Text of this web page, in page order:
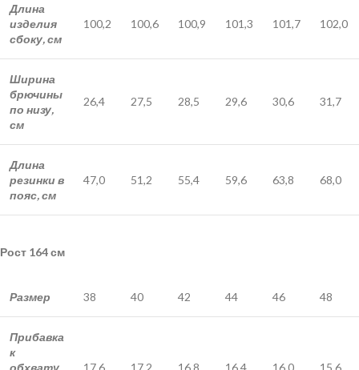
Длина
изделия
сбоку, см
100,2 100,6 100,9 101,3 101,7 102,0
Ширина
брючины
по низу,
см
26,4 27,5 28,5 29,6 30,6 31,7
Длина
резинки в
пояс, см
47,0 51,2 55,4 59,6 63,8 68,0
Рост 164 см
Размер 38 40 42 44 46 48
Прибавка
к
обхвату
17,6 17,2 16,8 16,4 16,0 15,6